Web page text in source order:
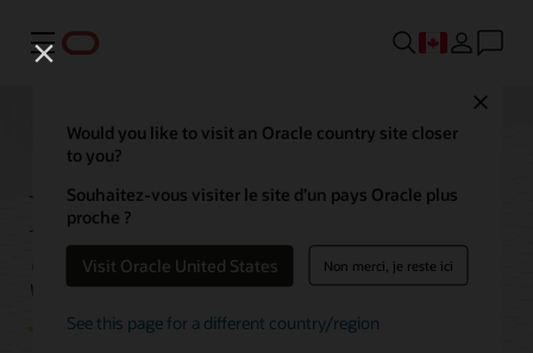
Menu
Would you like to visit an Oracle country site closer
to you?
Souhaitez-vous visiter le site d’un pays Oracle plus
proche ?
Visit Oracle United States Non merci, je reste ici
See this page for a different country/region
Blockchain Platform
Service